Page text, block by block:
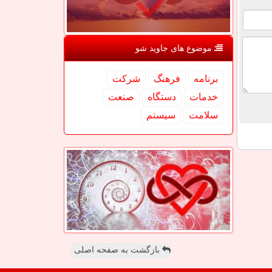
موضوع های جاوید شو
برنامه فرهنگ
شركت
خدمات
دستگاه
صنعت
سلامت
سیستم
بازگشت به صفحه اصلی